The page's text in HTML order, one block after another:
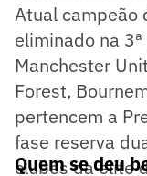
Atual campeão
eliminado na
Manchester
Forest,
pertencem a
fase reserva
clubes da elite
Quem se deu